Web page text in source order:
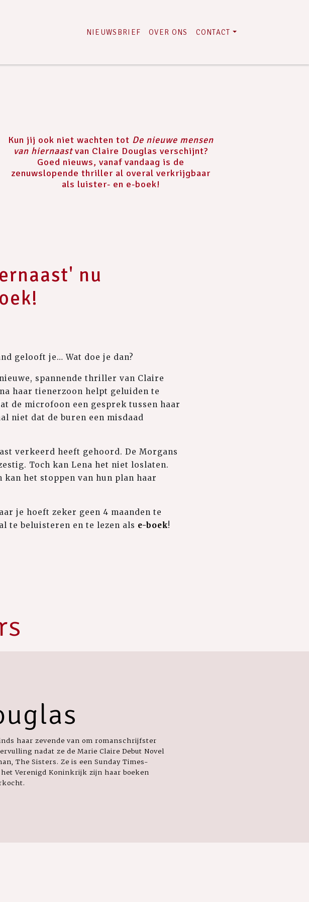
NIEUWSBRIEF OVER ONS CONTACT
Kun jij ook niet wachten tot De nieuwe mensen
van hiernaastvan Claire Douglas verschijnt?
Goed nieuws, vanaf vandaag is de
zenuwslopende thriller al overal verkrijgbaar
als luister- en e-boek!
nu
gelooft je… Wat doe je dan?
spannende thriller van Claire
haar tienerzoon helpt geluiden te
de microfoon een gesprek tussen haar
niet dat de buren een misdaad
verkeerd heeft gehoord. De Morgans
Toch kan Lena het niet loslaten.
kan het stoppen van hun plan haar
je hoeft zeker geen 4 maanden te
te beluisteren en te lezen als e-boek!
haar zevende van om romanschrijfster
nadat ze de Marie Claire Debut Novel
The Sisters. Ze is een Sunday Times-
Verenigd Koninkrijk zijn haar boeken